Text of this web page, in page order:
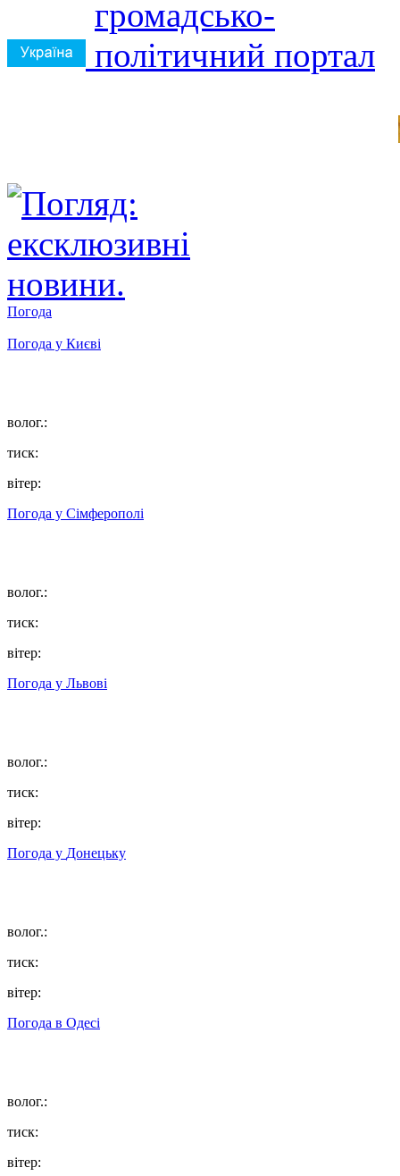
Погода
Погода у Києві
волог.:
тиск:
вітер:
Погода у Сімферополі
волог.:
тиск:
вітер:
Погода у Львові
волог.:
тиск:
вітер:
Погода у Донецьку
волог.:
тиск:
вітер:
Погода в Одесі
волог.:
тиск:
вітер: